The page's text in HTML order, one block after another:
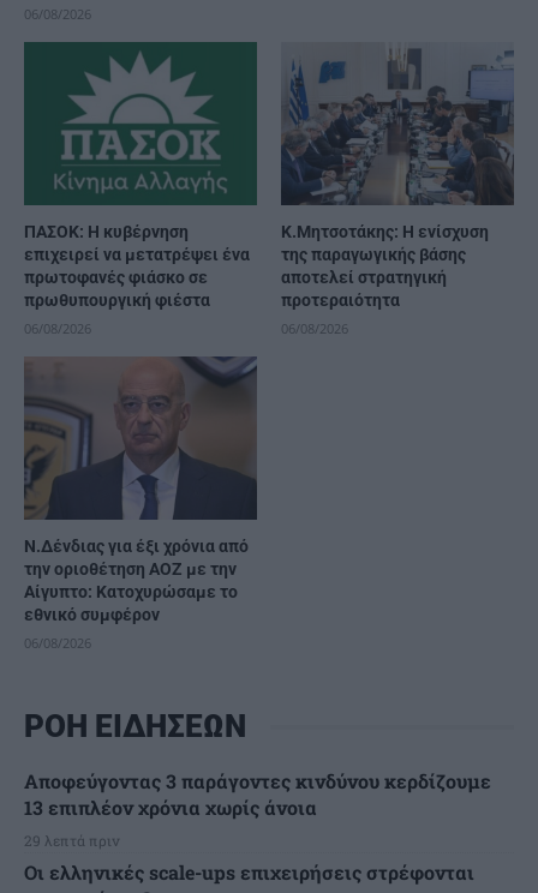
06/08/2026
ΠΑΣΟΚ: Η κυβέρνηση
επιχειρεί να μετατρέψει ένα
πρωτοφανές φιάσκο σε
πρωθυπουργική φιέστα
06/08/2026
Κ.Μητσοτάκης: Η ενίσχυση
της παραγωγικής βάσης
αποτελεί στρατηγική
προτεραιότητα
06/08/2026
Ν.Δένδιας για έξι χρόνια από
την οριοθέτηση ΑΟΖ με την
Αίγυπτο: Κατοχυρώσαμε το
εθνικό συμφέρον
06/08/2026
ΡΟΗ ΕΙΔΗΣΕΩΝ
Αποφεύγοντας 3 παράγοντες κινδύνου κερδίζουμε
13 επιπλέον χρόνια χωρίς άνοια
29 λεπτά πριν
Οι ελληνικές scale-ups επιχειρήσεις στρέφονται